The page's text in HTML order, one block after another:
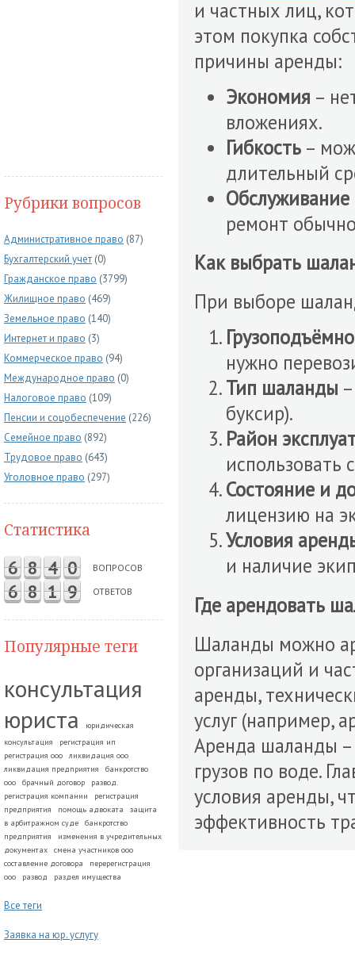
Рубрики вопросов
Административное право (87)
Бухгалтерский учет (0)
Гражданское право (3799)
Жилищное право (469)
Земельное право (140)
Интернет и право (3)
Коммерческое право (94)
Международное право (0)
Налоговое право (109)
Пенсии и соцобеспечение (226)
Семейное право (892)
Трудовое право (643)
Уголовное право (297)
Статистика
6 8 4 0 ВОПРОСОВ
6 8 1 9 ОТВЕТОВ
Популярные теги
консультация
юриста
юридическая
консультация
регистрация ип
регистрация ооо
ликвидация ооо
ликвидация предприятия
банкротство
ооо
брачный договор
развод.
регистрация компании
регистрация
предприятия
помощь адвоката
защита
в арбитражном суде
банкротство
предприятия
изменения в учредительных
документах
смена участников ооо
составление договора
перерегистрация
ооо
развод раздел имущества
Все теги
Заявка на юр. услугу
и частных лиц,
этом покупка
причины аренды:
Экономия –
вложениях.
Гибкость –
длительный
Обслуживание
ремонт
Как выбрать
При выборе
нужно
Тип шаланды
буксир).
Район
использовать
Состояние и
лицензию на
Условия
и наличие
Где арендовать
Шаланды можно
организаций и
аренды,
услуг (например,
Аренда шаланды
грузов по воде.
условия аренды,
эффективность